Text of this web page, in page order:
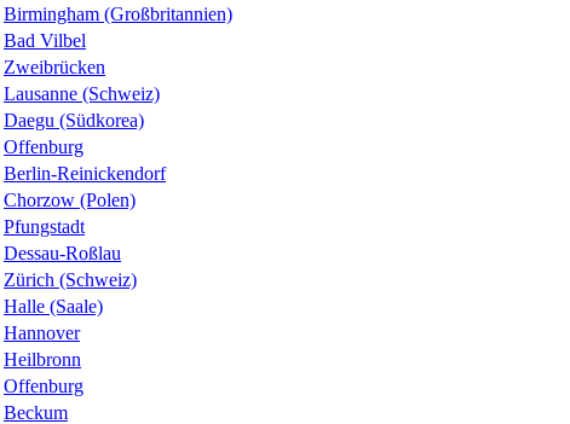
Birmingham (Großbritannien)
Bad Vilbel
Zweibrücken
Lausanne (Schweiz)
Daegu (Südkorea)
Offenburg
Berlin-Reinickendorf
Chorzow (Polen)
Pfungstadt
Dessau-Roßlau
Zürich (Schweiz)
Halle (Saale)
Hannover
Heilbronn
Offenburg
Beckum